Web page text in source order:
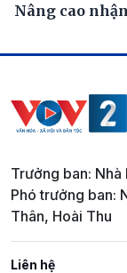
Nâng cao
Trưởng ban: Nhà
Phó trưởng ban:
Thân, Hoài Thu
Liên hệ